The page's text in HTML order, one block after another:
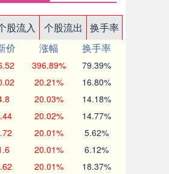
股流入 个股流出
换手率
价 涨幅
换手率
396.89% 79.39%
20.21% 16.80%
20.03% 14.18%
20.02% 14.77%
20.01% 5.62%
20.01% 6.12%
20.01% 18.37%